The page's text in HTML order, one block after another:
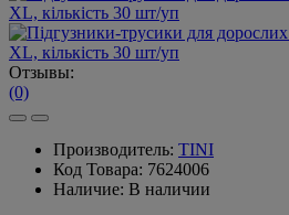
Отзывы:
(0)
Производитель: TINI
Код Товара: 7624006
Наличие: В наличии